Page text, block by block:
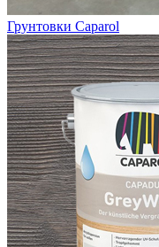
Грунтовки Caparol